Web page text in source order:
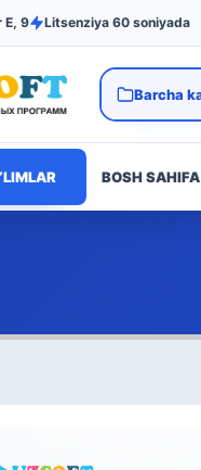
E, 9 Litsenziya 60 soniyada
BOSH SAHIFA